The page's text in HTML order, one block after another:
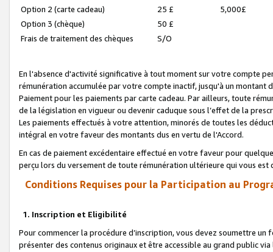
Option 2 (carte cadeau)
25 £
5,000£
Option 3 (chèque)
50 £
Frais de traitement des chèques
S/O
En l'absence d'activité significative à tout moment sur votre compte
rémunération accumulée par votre compte inactif, jusqu'à un montant
Paiement pour les paiements par carte cadeau. Par ailleurs, toute
de la législation en vigueur ou devenir caduque sous l’effet de la
Les paiements effectués à votre attention, minorés de toutes les
intégral en votre faveur des montants dus en vertu de l'Accord.
En cas de paiement excédentaire effectué en votre faveur pour
perçu lors du versement de toute rémunération ultérieure qui vous est
Conditions Requises pour la Participation au
1. Inscription et Eligibilité
Pour commencer la procédure d’inscription, vous devez soumettre
présenter des contenus originaux et être accessible au grand public